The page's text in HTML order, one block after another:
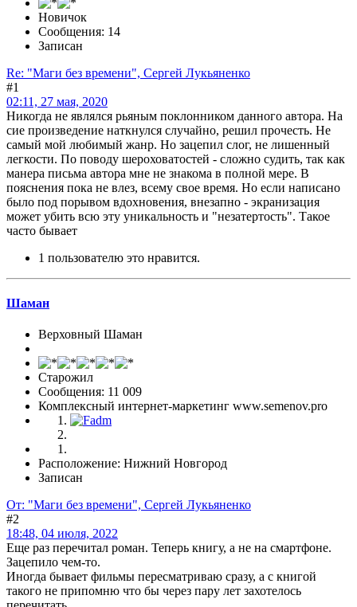
Новичок
Сообщения: 14
Записан
Re: "Маги без времени", Сергей Лукьяненко
#1
02:11, 27 мая, 2020
Никогда не являлся рьяным поклонником данного автора. На
сие произведение наткнулся случайно, решил прочесть. Не
самый мой любимый жанр. Но зацепил слог, не лишенный
легкости. По поводу шероховатостей - сложно судить, так как
манера письма автора мне не знакома в полной мере. В
пояснения пока не влез, всему свое время. Но если написано
было под порывом вдохновения, внезапно - экранизация
может убить всю эту уникальность и "незатертость". Такое
часто бывает
1 пользователю это нравится.
Шаман
Верховный Шаман
Старожил
Сообщения: 11 009
Комплексный интернет-маркетинг www.semenov.pro
Расположение: Нижний Новгород
Записан
От: "Маги без времени", Сергей Лукьяненко
#2
18:48, 04 июля, 2022
Еще раз перечитал роман. Теперь книгу, а не на смартфоне.
Зацепило чем-то.
Иногда бывает фильмы пересматриваю сразу, а с книгой
такого не припомню что бы через пару лет захотелось